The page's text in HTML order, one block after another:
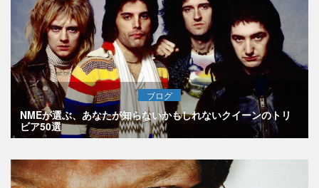
ブログ
NMEが選ぶ、あなたが知らないかもしれないクイーンのトリ
ビア50選